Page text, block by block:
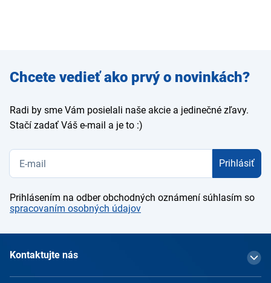
Zadajte
e-mail
Chcete vedieť ako prvý o novinkách?
Radi by sme Vám posielali naše akcie a jedinečné zľavy.
Stačí zadať Váš e-mail a je to :)
Prihlásiť
Prihlásením na odber obchodných oznámení súhlasím so
spracovaním osobných údajov
Kontaktujte nás